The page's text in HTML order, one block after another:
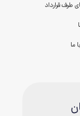
طرف قرارداد
ما